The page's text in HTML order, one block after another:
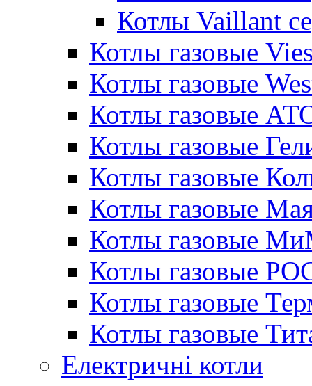
Котлы Vaillant
Котлы газовые
Котлы газовые
Котлы газовые
Котлы газовые
Котлы газовые
Котлы газовые
Котлы газовые
Котлы газовые
Котлы газовые
Котлы газовые
Електричні котли